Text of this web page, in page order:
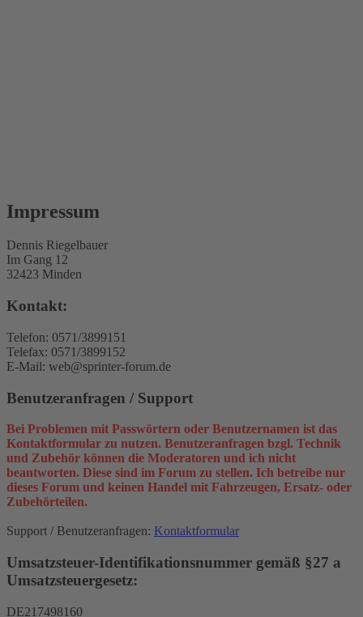
Impressum
Dennis Riegelbauer
Im Gang 12
32423 Minden
Kontakt:
Telefon: 0571/3899151
Telefax: 0571/3899152
E-Mail: web@sprinter-forum.de
Benutzeranfragen / Support
Bei Problemen mit Passwörtern oder Benutzernamen ist das
Kontaktformular zu nutzen. Benutzeranfragen bzgl. Technik
und Zubehör können die Moderatoren und ich nicht
beantworten. Diese sind im Forum zu stellen. Ich betreibe nur
dieses Forum und keinen Handel mit Fahrzeugen, Ersatz- oder
Zubehörteilen.
Support / Benutzeranfragen: Kontaktformular
Umsatzsteuer-Identifikationsnummer gemäß §27 a
Umsatzsteuergesetz:
DE217498160